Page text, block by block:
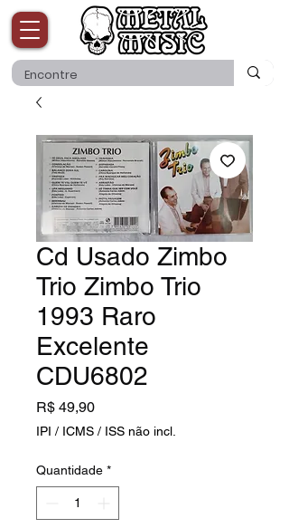
Cd Usado Zimbo
Trio Zimbo Trio
1993 Raro
Excelente
CDU6802
R$ 49,90Preço
IPI / ICMS / ISS não incl.
Quantidade *